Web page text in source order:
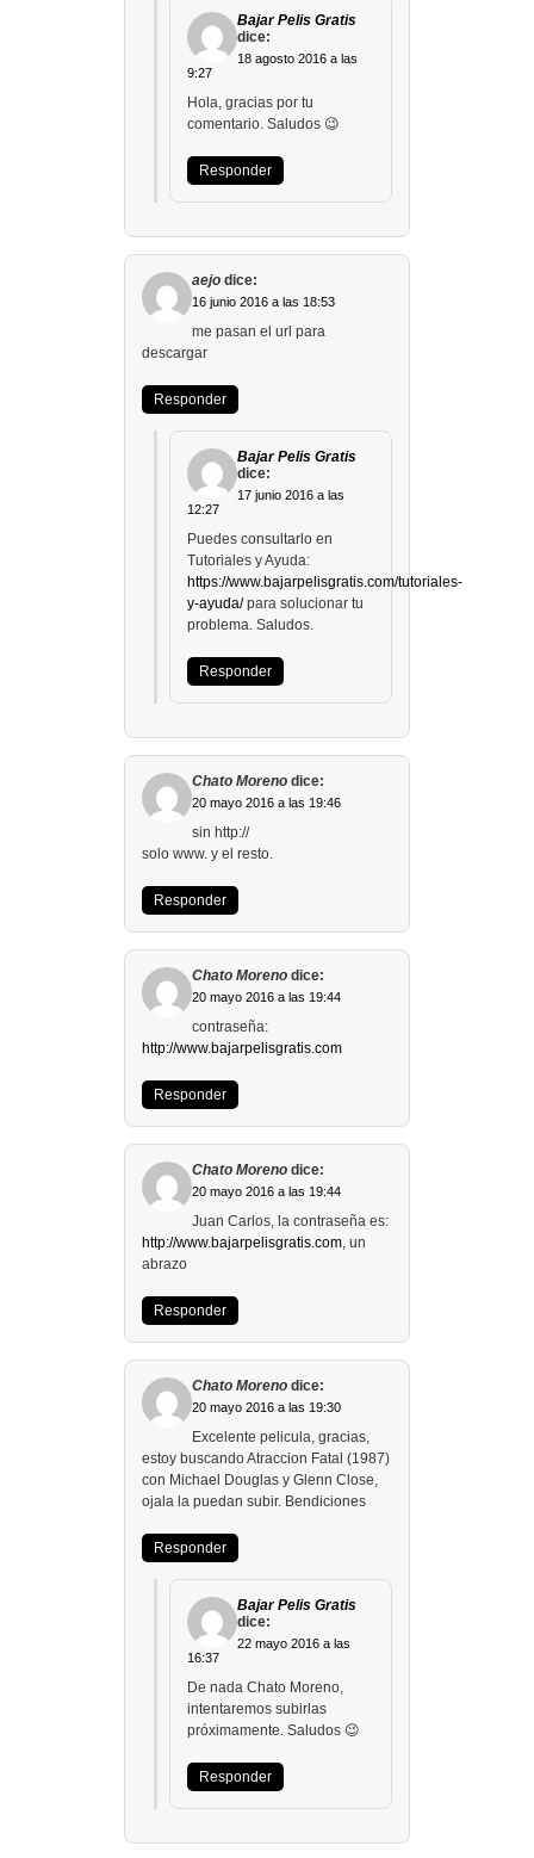
Bajar Pelis Gratis
dice:
18 agosto 2016 a las
9:27
Hola, gracias por tu
comentario. Saludos 😉
Responder
aejo dice:
16 junio 2016 a las 18:53
me pasan el url para
descargar
Responder
Bajar Pelis Gratis
dice:
17 junio 2016 a las
12:27
Puedes consultarlo en
Tutoriales y Ayuda:
https://www.bajarpelisgratis.com/tutoriales-
y-ayuda/para solucionar tu
problema. Saludos.
Responder
Chato Moreno dice:
20 mayo 2016 a las 19:46
sin http://
solo www. y el resto.
Responder
Chato Moreno dice:
20 mayo 2016 a las 19:44
contraseña:
http://www.bajarpelisgratis.com
Responder
Chato Moreno dice:
20 mayo 2016 a las 19:44
Juan Carlos, la contraseña es:
http://www.bajarpelisgratis.com, un
abrazo
Responder
Chato Moreno dice:
20 mayo 2016 a las 19:30
Excelente pelicula, gracias,
estoy buscando Atraccion Fatal (1987)
con Michael Douglas y Glenn Close,
ojala la puedan subir. Bendiciones
Responder
Bajar Pelis Gratis
dice:
22 mayo 2016 a las
16:37
De nada Chato Moreno,
intentaremos subirlas
próximamente. Saludos 😉
Responder